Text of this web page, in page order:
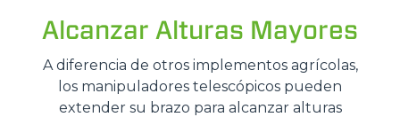
Alcanzar Alturas Mayores
A diferencia de otros implementos agrícolas,
los manipuladores telescópicos pueden
extender su brazo para alcanzar alturas